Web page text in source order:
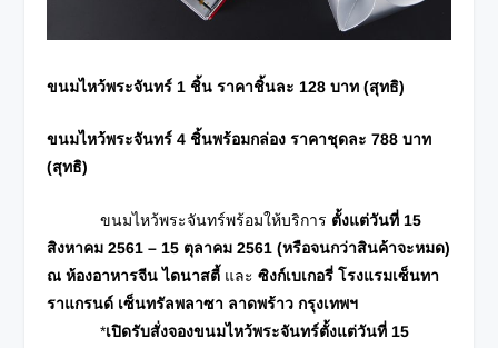
ขนมไหว้พระจันทร์ 1 ชิ้น ราคาชิ้นละ 128 บาท (สุทธิ)
ขนมไหว้พระจันทร์ 4 ชิ้นพร้อมกล่อง ราคาชุดละ 788 บาท
(สุทธิ)
ขนมไหว้พระจันทร์พร้อมให้บริการ ตั้งแต่วันที่ 15
สิงหาคม 2561 – 15 ตุลาคม 2561 (หรือจนกว่าสินค้าจะหมด)
ณ ห้องอาหารจีน ไดนาสตี้ และ ซิงก์เบเกอรี่ โรงแรมเซ็นทา
ราแกรนด์ เซ็นทรัลพลาซา ลาดพร้าว กรุงเทพฯ
*เปิดรับสั่งจองขนมไหว้พระจันทร์ตั้งแต่วันที่ 15